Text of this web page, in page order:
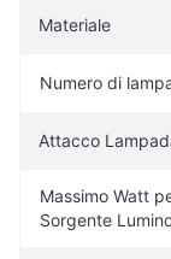
Materiale
Numero di
Attacco
Massimo Watt
Sorgente